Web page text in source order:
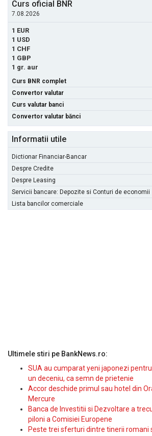
Curs oficial BNR
7.08.2026
1 EUR
1 USD
1 CHF
1 GBP
1 gr. aur
Curs BNR complet
Convertor valutar
Curs valutar banci
Convertor valutar bănci
Informatii utile
Dictionar Financiar-Bancar
Despre Credite
Despre Leasing
Servicii bancare: Depozite si Conturi de economii
Lista bancilor comerciale
Ultimele stiri pe BankNews.ro:
SUA au cumparat yeni japonezi
un deceniu, ca semn de prietenie
Accor deschide primul sau hotel din
Mercure
Banca de Investitii si Dezvoltare a
piloni a Comisiei Europene
Peste trei sferturi dintre tinerii romani